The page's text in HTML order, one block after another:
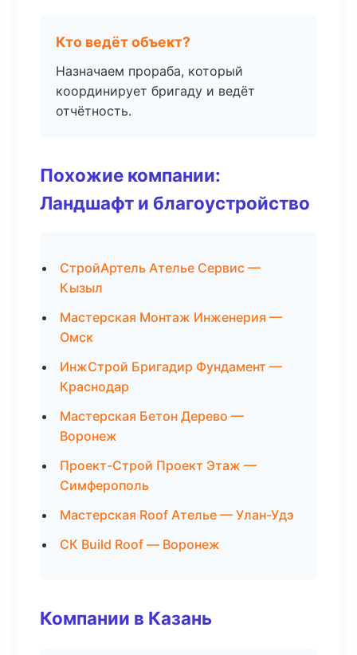
Кто ведёт объект?
Назначаем прораба, который
координирует бригаду и ведёт
отчётность.
Похожие компании:
Ландшафт и благоустройство
СтройАртель Ателье Сервис —
Кызыл
Мастерская Монтаж Инженерия —
Омск
ИнжСтрой Бригадир Фундамент —
Краснодар
Мастерская Бетон Дерево —
Воронеж
Проект-Строй Проект Этаж —
Симферополь
Мастерская Roof Ателье — Улан-Удэ
СК Build Roof — Воронеж
Компании в Казань